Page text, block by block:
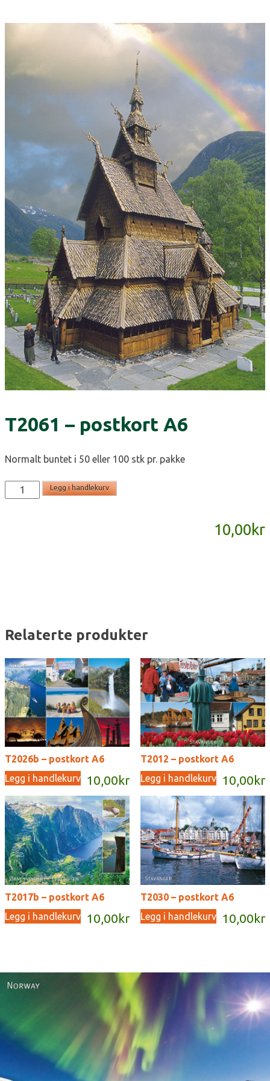
T2061 – postkort A6
Normalt buntet i 50 eller 100 stk pr. pakke
T2061
-
Legg i handlekurv
10,00kr
Relaterte produkter
T2026b – postkort A6
10,00 kr
Legg i handlekurv
T2012 – postkort A6
10,00 kr
Legg i handlekurv
T2017b – postkort A6
10,00kr
Legg i handlekurv
T2030 – postkort A6
10,00kr
Legg i handlekurv
Norway